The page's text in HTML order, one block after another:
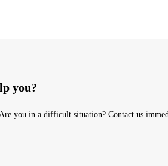
you?
you in a difficult situation? Contact us